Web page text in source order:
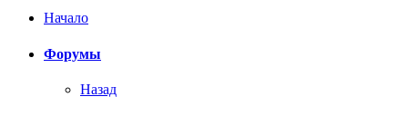
Начало
Форумы
Назад